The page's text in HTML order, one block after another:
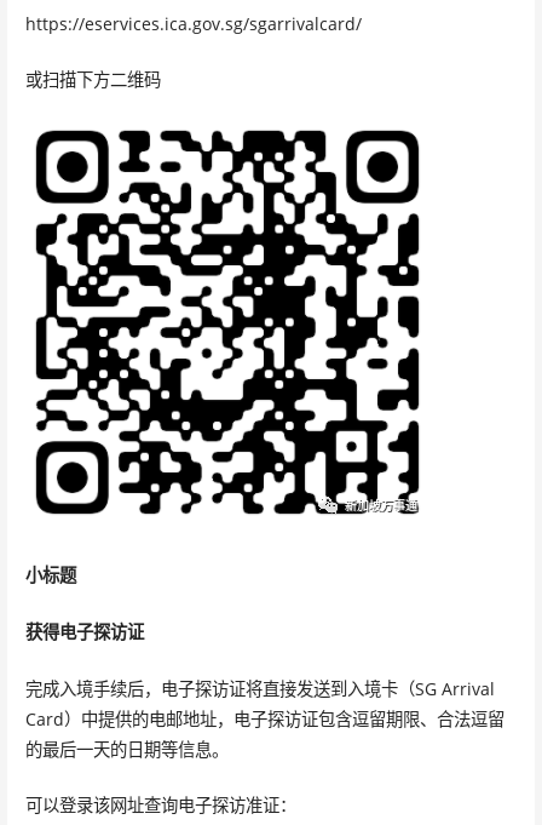
https://eservices.ica.gov.sg/sgarrivalcard/
或扫描下方二维码
小标题
获得电子探访证
完成入境手续后，电子探访证将直接发送到入境卡（SG Arrival
Card）中提供的电邮地址，电子探访证包含逗留期限、合法逗留
的最后一天的日期等信息。
可以登录该网址查询电子探访准证：